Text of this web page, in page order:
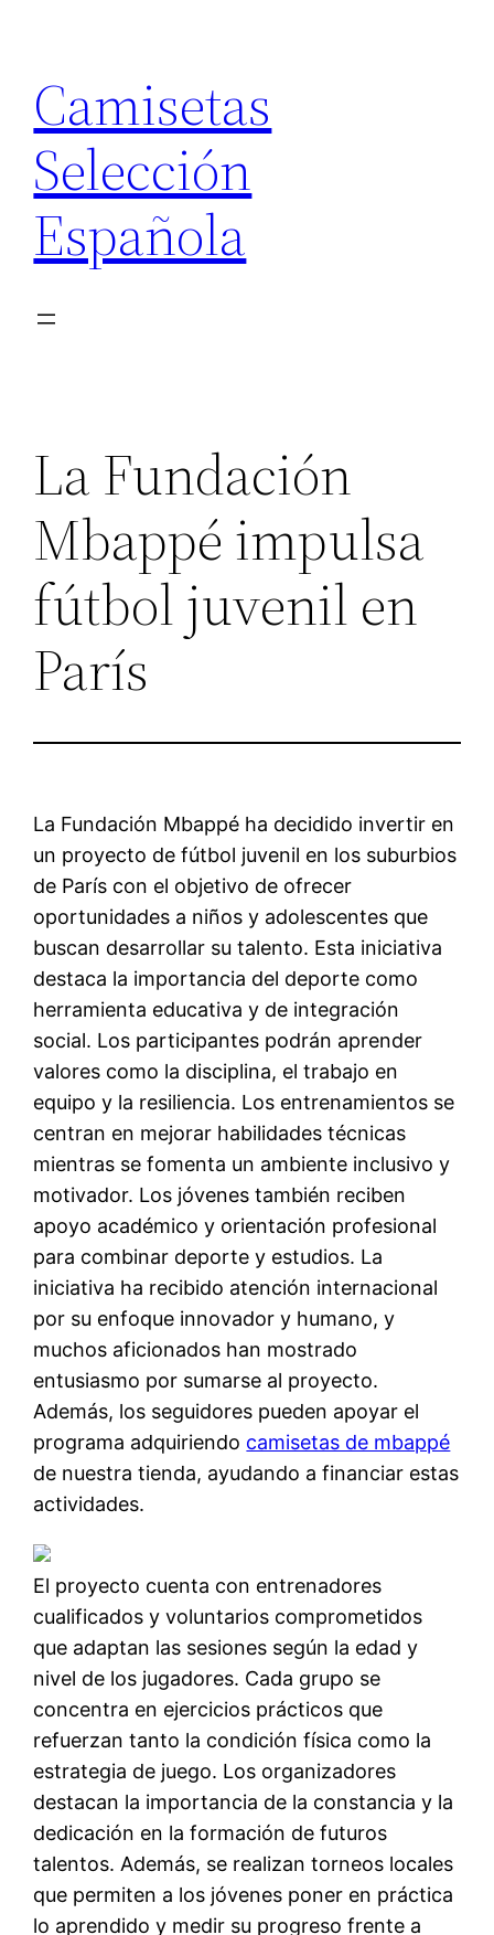
contenido
Camisetas
Selección
Española
La Fundación
Mbappé impulsa
fútbol juvenil en
París
La Fundación Mbappé ha decidido invertir en
un proyecto de fútbol juvenil en los suburbios
de París con el objetivo de ofrecer
oportunidades a niños y adolescentes que
buscan desarrollar su talento. Esta iniciativa
destaca la importancia del deporte como
herramienta educativa y de integración
social. Los participantes podrán aprender
valores como la disciplina, el trabajo en
equipo y la resiliencia. Los entrenamientos se
centran en mejorar habilidades técnicas
mientras se fomenta un ambiente inclusivo y
motivador. Los jóvenes también reciben
apoyo académico y orientación profesional
para combinar deporte y estudios. La
iniciativa ha recibido atención internacional
por su enfoque innovador y humano, y
muchos aficionados han mostrado
entusiasmo por sumarse al proyecto.
Además, los seguidores pueden apoyar el
programa adquiriendo camisetas de mbappé
de nuestra tienda, ayudando a financiar estas
actividades.
El proyecto cuenta con entrenadores
cualificados y voluntarios comprometidos
que adaptan las sesiones según la edad y
nivel de los jugadores. Cada grupo se
concentra en ejercicios prácticos que
refuerzan tanto la condición física como la
estrategia de juego. Los organizadores
destacan la importancia de la constancia y la
dedicación en la formación de futuros
talentos. Además, se realizan torneos locales
que permiten a los jóvenes poner en práctica
lo aprendido y medir su progreso frente a